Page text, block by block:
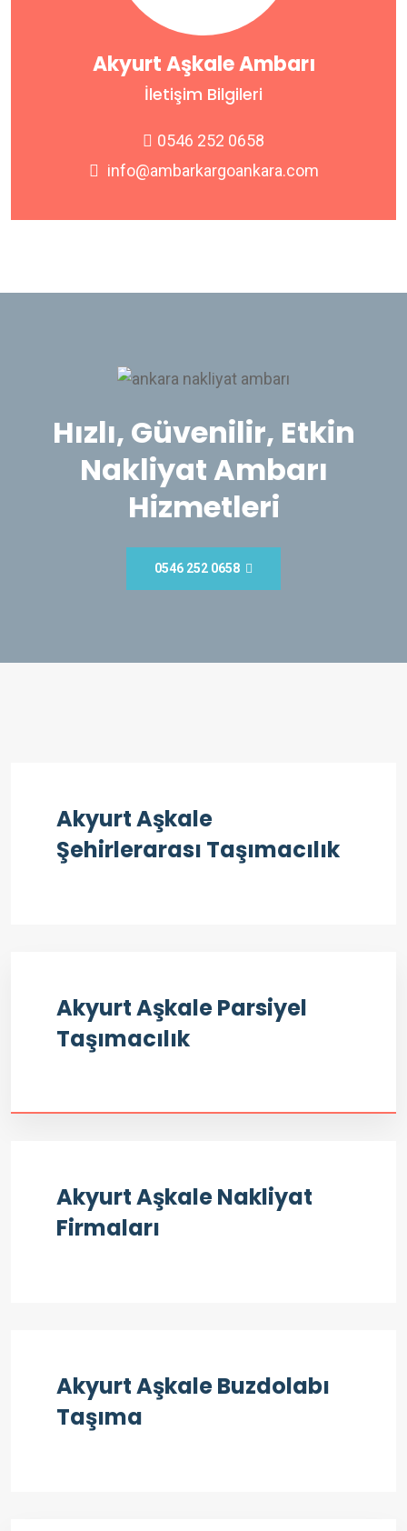
Akyurt Aşkale Ambarı
İletişim Bilgileri
0546 252 0658
info@ambarkargoankara.com
Hızlı, Güvenilir, Etkin
Nakliyat Ambarı
Hizmetleri
0546 252 0658
Akyurt Aşkale
Şehirlerarası Taşımacılık
Akyurt Aşkale Parsiyel
Taşımacılık
Akyurt Aşkale Nakliyat
Firmaları
Akyurt Aşkale Buzdolabı
Taşıma